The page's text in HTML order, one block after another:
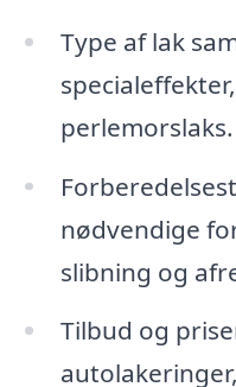
Type af lak
perlemorslaks.
nødvendige
slibning og
Tilbud og